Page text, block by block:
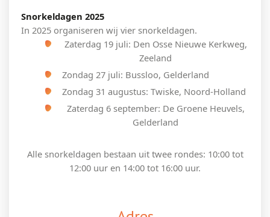
Snorkeldagen 2025
In 2025 organiseren wij vier snorkeldagen.
Zaterdag 19 juli: Den Osse Nieuwe Kerkweg,
Zeeland
Zondag 27 juli: Bussloo, Gelderland
Zondag 31 augustus: Twiske, Noord-Holland
Zaterdag 6 september: De Groene Heuvels,
Gelderland
Alle snorkeldagen bestaan uit twee rondes: 10:00 tot
12:00 uur en 14:00 tot 16:00 uur.